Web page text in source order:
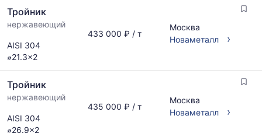
максимальная
цена
по
данным
прайс-
за
последний
Статистика
рассчитывается
цен
на
указанием
ГОСТ,
размеров
по
запросу
Тройник
нержавеющий
AISI 304
⌀21.3x2
433 000 ₽ / т
Москва
Новаметалл
›
Тройник
нержавеющий
AISI 304
⌀26.9x2
435 000 ₽ / т
Москва
Новаметалл
›